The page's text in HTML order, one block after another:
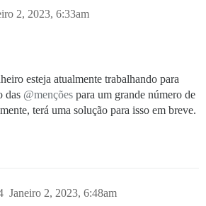
2, 2023, 6:33am
esteja atualmente trabalhando para
das @menções para um grande número de
terá uma solução para isso em breve.
Janeiro 2, 2023, 6:48am